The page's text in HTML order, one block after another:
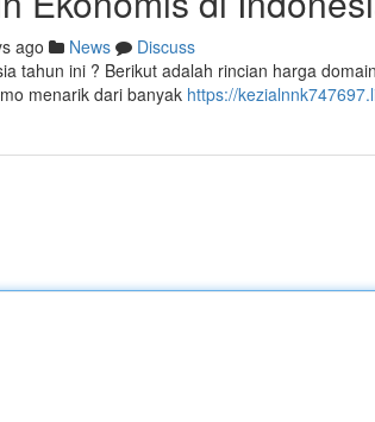
ago News
Discuss
tahun ini ? Berikut adalah rincian harga
menarik dari banyak https://